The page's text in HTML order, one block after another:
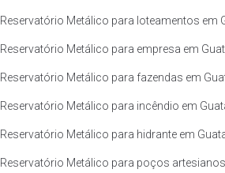
Reservatório Metálico para loteamentos em
Reservatório Metálico para empresa em
Reservatório Metálico para fazendas em
Reservatório Metálico para incêndio em
Reservatório Metálico para hidrante em
Reservatório Metálico para poços